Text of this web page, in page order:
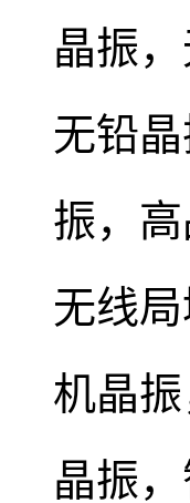
晶振，
无铅
振，
无线
机晶
晶振